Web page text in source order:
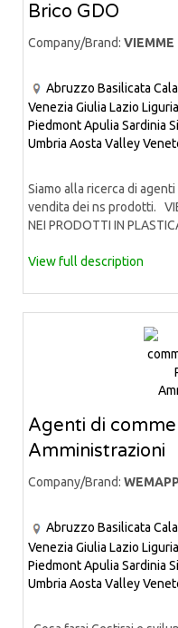
Brico GDO
Company/Brand: VIEMME
Abruzzo Basilicata
Venezia Giulia Lazio Liguria
PiedmontApulia Sardinia
Umbria Aosta Valley
Siamo alla ricerca di
vendita dei ns prodotti.
NEI PRODOTTI IN
View full description
Agenti di
Amministrazioni
Company/Brand: WEMAPP
Abruzzo Basilicata
Venezia Giulia Lazio Liguria
PiedmontApulia Sardinia
Umbria Aosta Valley